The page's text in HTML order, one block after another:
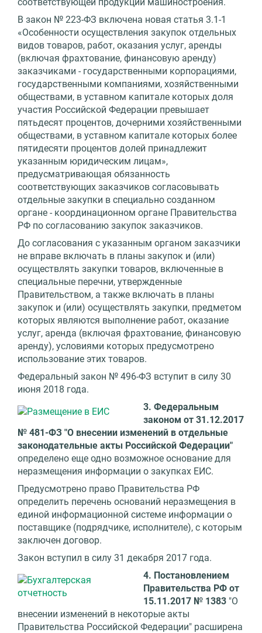
В закон № 223-ФЗ включена новая статья 3.1-1
«Особенности осуществления закупок отдельных
видов товаров, работ, оказания услуг, аренды
(включая фрахтование, финансовую аренду)
заказчиками - государственными корпорациями,
государственными компаниями, хозяйственными
обществами, в уставном капитале которых доля
участия Российской Федерации превышает
пятьдесят процентов, дочерними хозяйственными
обществами, в уставном капитале которых более
пятидесяти процентов долей принадлежит
указанным юридическим лицам»,
предусматривающая обязанность
соответствующих заказчиков согласовывать
отдельные закупки в специально созданном
органе - координационном органе Правительства
РФ по согласованию закупок заказчиков.
До согласования с указанным органом заказчики
не вправе включать в планы закупок и (или)
осуществлять закупки товаров, включенные в
специальные перечни, утвержденные
Правительством, а также включать в планы
закупок и (или) осуществлять закупки, предметом
которых являются выполнение работ, оказание
услуг, аренда (включая фрахтование, финансовую
аренду), условиями которых предусмотрено
использование этих товаров.
Федеральный закон № 496-ФЗ вступит в силу 30
июня 2018 года.
3. Федеральным
законом от 31.12.2017
№ 481-ФЗ "О внесении изменений в отдельные
законодательные акты Российской Федерации"
определено еще одно возможное основание для
неразмещения информации о закупках ЕИС.
Предусмотрено право Правительства РФ
определить перечень оснований неразмещения в
единой информационной системе информации о
поставщике (подрядчике, исполнителе), с которым
заключен договор.
Закон вступил в силу 31 декабря 2017 года.
4. Постановлением
Правительства РФ от
15.11.2017 № 1383 "О
внесении изменений в некоторые акты
Правительства Российской Федерации" расширена